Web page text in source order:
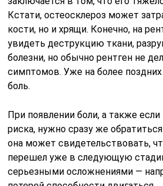
потерей способности двигаться.
Чем больше нагрузка на орган, в
возник остеосклероз, тем
нарушении в тазобедренном
констатироваться боль в
одном месте или долго ходил.
страдают офисные сотрудники,
дальнобойщики, менеджеры по
приходится много ходить.
Пациент может прихрамывать.